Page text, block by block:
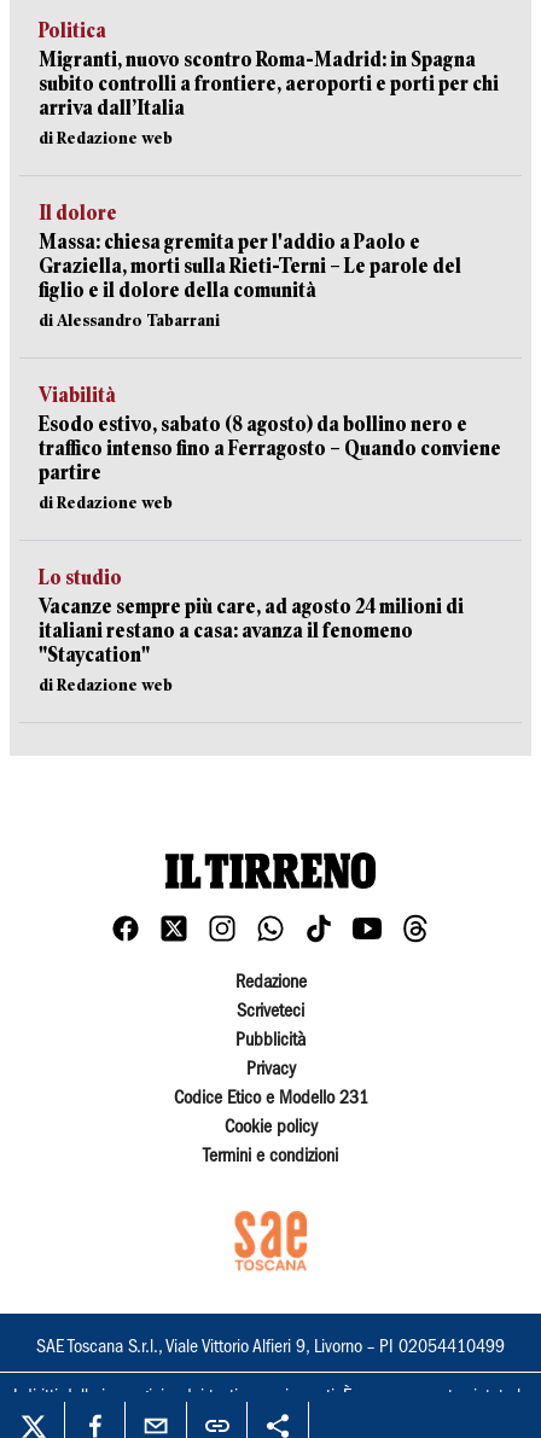
Politica
Migranti, nuovo scontro Roma-Madrid: in Spagna
subito controlli a frontiere, aeroporti e porti per chi
arriva dall’Italia
di Redazione web
Il dolore
Massa: chiesa gremita per l'addio a Paolo e
Graziella, morti sulla Rieti-Terni – Le parole del
figlio e il dolore della comunità
di Alessandro Tabarrani
Viabilità
Esodo estivo, sabato (8 agosto) da bollino nero e
traffico intenso fino a Ferragosto – Quando conviene
partire
di Redazione web
Lo studio
Vacanze sempre più care, ad agosto 24 milioni di
italiani restano a casa: avanza il fenomeno
"Staycation"
di Redazione web
Redazione
Scriveteci
Pubblicità
Privacy
Codice Etico e Modello 231
Cookie policy
Termini e condizioni
SAE Toscana S.r.l., Viale Vittorio Alfieri 9, Livorno – PI 02054410499
I diritti delle immagini e dei testi sono riservati. È espressamente vietata la
loro riproduzione con qualsiasi mezzo e l'adattamento totale o parziale.